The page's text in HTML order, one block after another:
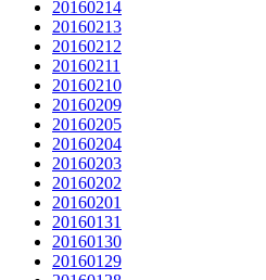
20160214
20160213
20160212
20160211
20160210
20160209
20160205
20160204
20160203
20160202
20160201
20160131
20160130
20160129